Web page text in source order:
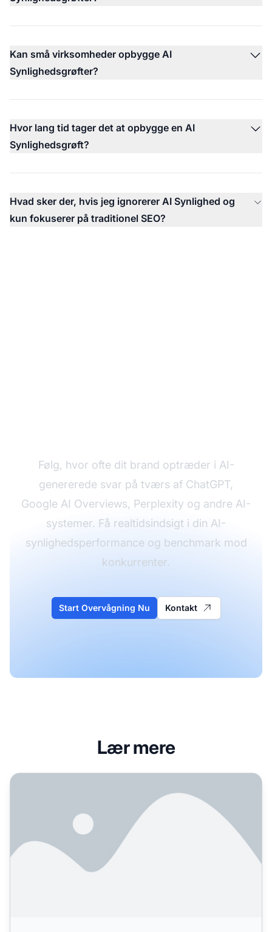
Kan små virksomheder opbygge AI
Synlighedsgrøfter?
Hvor lang tid tager det at opbygge en AI
Synlighedsgrøft?
Hvad sker der, hvis jeg ignorerer AI Synlighed og
kun fokuserer på traditionel SEO?
Følg, hvor ofte dit brand optræder i AI-
genererede svar på tværs af ChatGPT,
Google AI Overviews, Perplexity og andre AI-
systemer. Få realtidsindsigt i din AI-
synlighedsperformance og benchmark mod
konkurrenter.
Start Overvågning Nu Kontakt
Lær mere
Sådan Opretter du Vejledninger til AI-synlighed: Komplet